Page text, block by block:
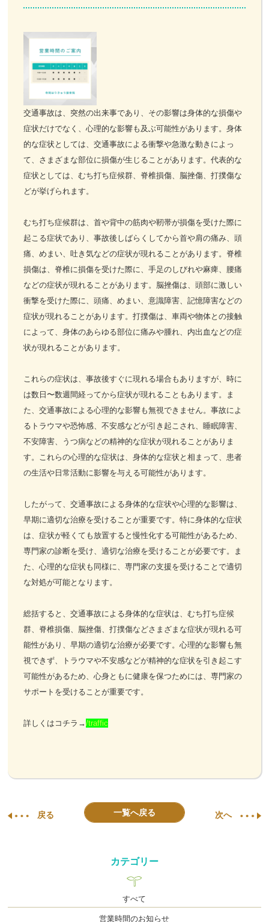
冷え性改善
訪問鍼灸
ニュース＆ブログ
お客様の声
お問い合わせ
交通事故は、突然の出来事であり、その影響は身体的な損傷や
症状だけでなく、心理的な影響も及ぶ可能性があります。身体
的な症状としては、交通事故による衝撃や急激な動きによっ
て、さまざまな部位に損傷が生じることがあります。代表的な
症状としては、むち打ち症候群、脊椎損傷、脳挫傷、打撲傷な
どが挙げられます。
むち打ち症候群は、首や背中の筋肉や靭帯が損傷を受けた際に
起こる症状であり、事故後しばらくしてから首や肩の痛み、頭
痛、めまい、吐き気などの症状が現れることがあります。脊椎
損傷は、脊椎に損傷を受けた際に、手足のしびれや麻痺、腰痛
などの症状が現れることがあります。脳挫傷は、頭部に激しい
衝撃を受けた際に、頭痛、めまい、意識障害、記憶障害などの
症状が現れることがあります。打撲傷は、車両や物体との接触
によって、身体のあらゆる部位に痛みや腫れ、内出血などの症
状が現れることがあります。
これらの症状は、事故後すぐに現れる場合もありますが、時に
は数日〜数週間経ってから症状が現れることもあります。ま
た、交通事故による心理的な影響も無視できません。事故によ
るトラウマや恐怖感、不安感などが引き起こされ、睡眠障害、
不安障害、うつ病などの精神的な症状が現れることがありま
す。これらの心理的な症状は、身体的な症状と相まって、患者
の生活や日常活動に影響を与える可能性があります。
したがって、交通事故による身体的な症状や心理的な影響は、
早期に適切な治療を受けることが重要です。特に身体的な症状
は、症状が軽くても放置すると慢性化する可能性があるため、
専門家の診断を受け、適切な治療を受けることが必要です。ま
た、心理的な症状も同様に、専門家の支援を受けることで適切
な対処が可能となります。
総括すると、交通事故による身体的な症状は、むち打ち症候
群、脊椎損傷、脳挫傷、打撲傷などさまざまな症状が現れる可
能性があり、早期の適切な治療が必要です。心理的な影響も無
視できず、トラウマや不安感などが精神的な症状を引き起こす
可能性があるため、心身ともに健康を保つためには、専門家の
サポートを受けることが重要です。
詳しくはコチラ→/traffic
戻る 一覧へ戻る 次へ
カテゴリー
すべて
営業時間のお知らせ